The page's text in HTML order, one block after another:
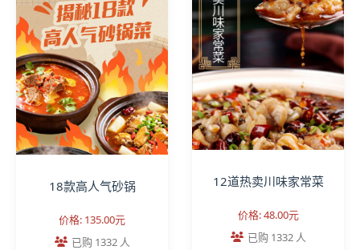
18款高人气砂锅
价格: 135.00元
已购 1332 人
12道热卖川味家常菜
价格: 48.00元
已购 1332 人